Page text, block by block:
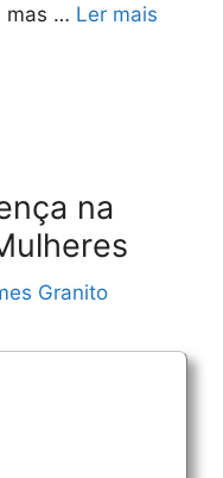
mas … Ler mais
na
Granito